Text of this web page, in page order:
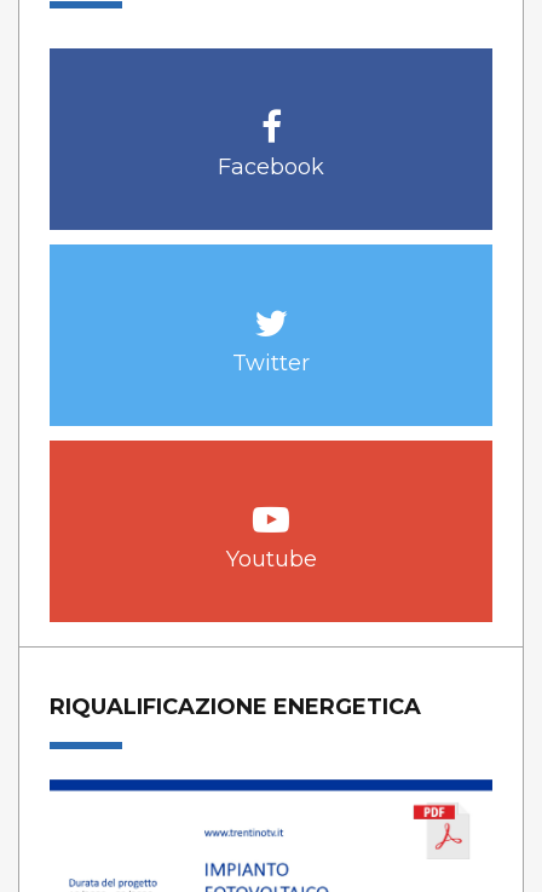
Facebook
Twitter
Youtube
RIQUALIFICAZIONE ENERGETICA